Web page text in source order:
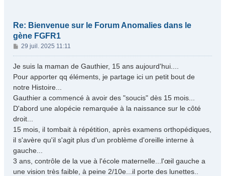
Re: Bienvenue sur le Forum Anomalies dans le
gène FGFR1
M
e
s
g
e
29 juil. 2025 11:11
Je suis la maman de Gauthier, 15 ans aujourd'hui....
Pour apporter qq éléments, je partage ici un petit bout de
notre Histoire...
Gauthier a commencé à avoir des "soucis" dès 15 mois...
D'abord une alopécie remarquée à la naissance sur le côté
droit...
15 mois, il tombait à répétition, après examens orthopédiques,
il s'avère qu'il s'agit plus d'un problème d'oreille interne à
gauche...
3 ans, contrôle de la vue à l'école maternelle...l'œil gauche a
une vision très faible, à peine 2/10e...il porte des lunettes..